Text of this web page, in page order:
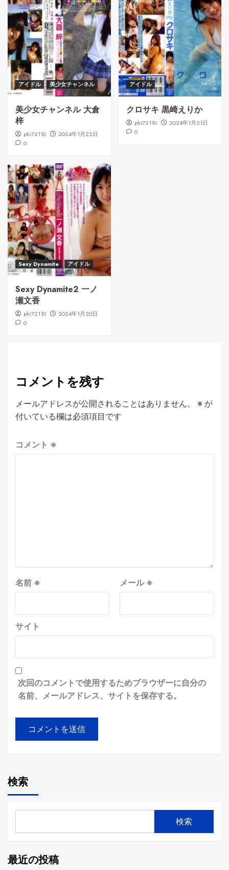
アイドル 美少女チャンネル
美少女チャンネル 大倉
梓
phi72110
2024年1月22日
0
アイドル
クロサキ 黒崎えりか
phi72110
2024年1月21日
0
Sexy Dynamite アイドル
Sexy Dynamite2 一ノ
瀬文香
phi72110
2024年1月20日
0
コメントを残す
メールアドレスが公開されることはありません。 ※ が
付いている欄は必須項目です
コメント ※
名前 ※ メール※
サイト
次回のコメントで使用するためブラウザーに自分の
名前、メールアドレス、サイトを保存する。
検索
検索
最近の投稿